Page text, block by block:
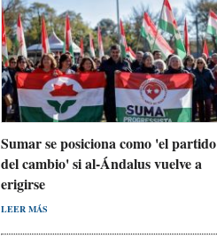
Sumar se posiciona como 'el partido
del cambio' si al-Ándalus vuelve a
erigirse
LEER MÁS